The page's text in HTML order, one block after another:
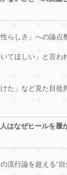
性らしさ」への論点
いてほしい」と言わ
けた」など見た目批
はなぜヒールを履
流行論を超える“